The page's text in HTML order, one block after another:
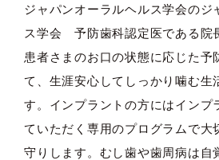
ジャパンオーラルヘルス学会のジ
ス学会 予防歯科認定医である院
患者さまのお口の状態に応じた予
て、生涯安心してしっかり噛む生
す。インプラントの方にはインプ
ていただく専用のプログラムで大
守りします。むし歯や歯周病は自